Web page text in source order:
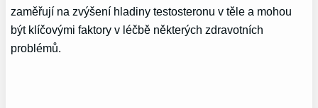
zaměřují na zvýšení hladiny testosteronu v těle a mohou
být klíčovými faktory v léčbě některých zdravotních
problémů.